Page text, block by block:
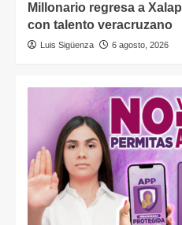
Millonario regresa a
con talento veracruzano
Luis Sigüenza 6 agosto, 2026